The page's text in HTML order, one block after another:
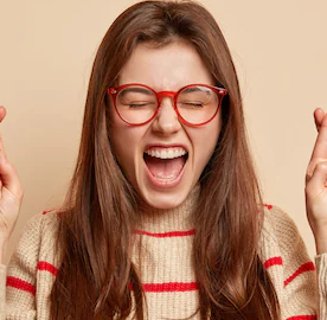
作を導くためのプラ
ター、企業、代理
人以上が利用して
製品
Spaces
AI アシスタント
AI 画像生成ツール
AI 動画生成ツール
AI 音声合成ツール
ストックコンテン
ツ